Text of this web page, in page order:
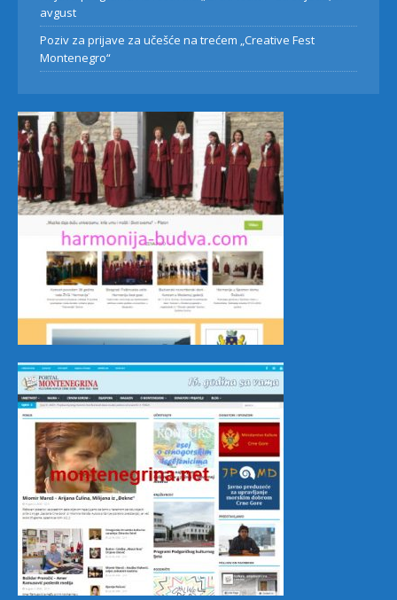
avgust
Poziv za prijave za učešće na trećem „Creative Fest
Montenegro“